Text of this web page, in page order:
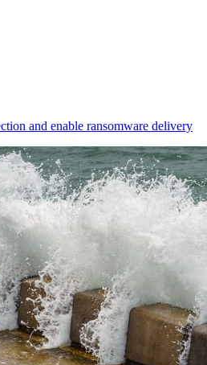
and enable ransomware delivery